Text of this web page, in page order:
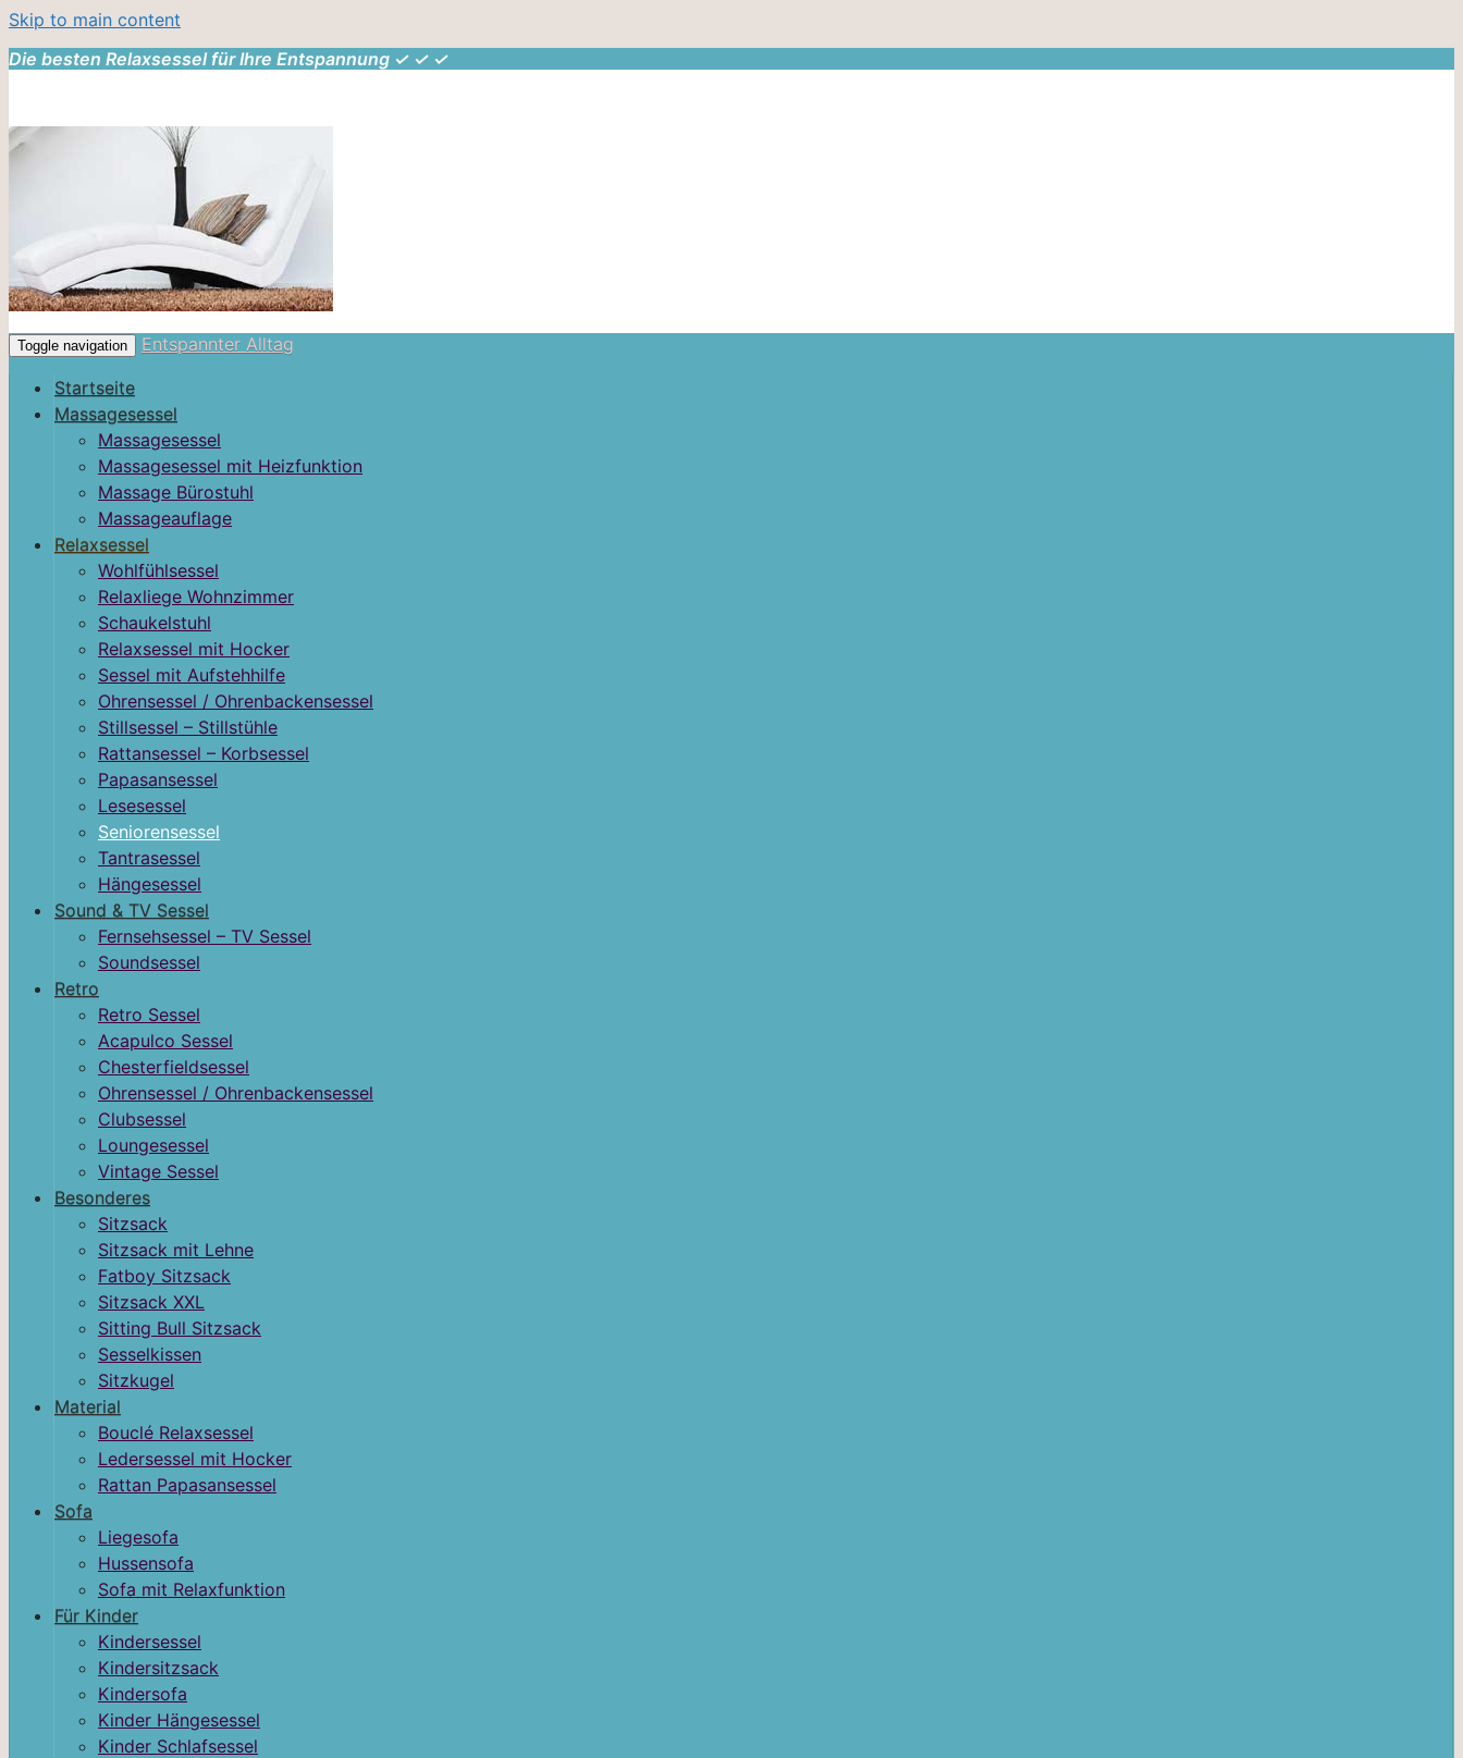
Skip to main content
Die besten Relaxsessel für Ihre Entspannung ✓ ✓ ✓
Toggle navigation
Entspannter Alltag
Startseite
Massagesessel
Massagesessel
Massagesessel mit Heizfunktion
Massage Bürostuhl
Massageauflage
Relaxsessel
Wohlfühlsessel
Relaxliege Wohnzimmer
Schaukelstuhl
Relaxsessel mit Hocker
Sessel mit Aufstehhilfe
Ohrensessel / Ohrenbackensessel
Stillsessel – Stillstühle
Rattansessel – Korbsessel
Papasansessel
Lesesessel
Seniorensessel
Tantrasessel
Hängesessel
Sound & TV Sessel
Fernsehsessel – TV Sessel
Soundsessel
Retro
Retro Sessel
Acapulco Sessel
Chesterfieldsessel
Ohrensessel / Ohrenbackensessel
Clubsessel
Loungesessel
Vintage Sessel
Besonderes
Sitzsack
Sitzsack mit Lehne
Fatboy Sitzsack
Sitzsack XXL
Sitting Bull Sitzsack
Sesselkissen
Sitzkugel
Material
Bouclé Relaxsessel
Ledersessel mit Hocker
Rattan Papasansessel
Sofa
Liegesofa
Hussensofa
Sofa mit Relaxfunktion
Für Kinder
Kindersessel
Kindersitzsack
Kindersofa
Kinder Hängesessel
Kinder Schlafsessel